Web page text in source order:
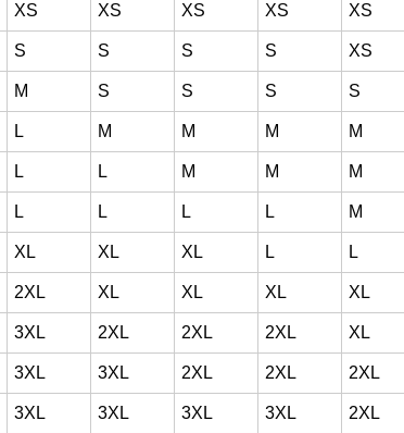
XS XS XS XS XS
S S S S XS
M S S S S
L M M M M
L L M M M
L L L L M
XL XL XL L L
2XL XL XL XL XL
3XL 2XL 2XL 2XL XL
3XL 3XL 2XL 2XL 2XL
3XL 3XL 3XL 3XL 2XL